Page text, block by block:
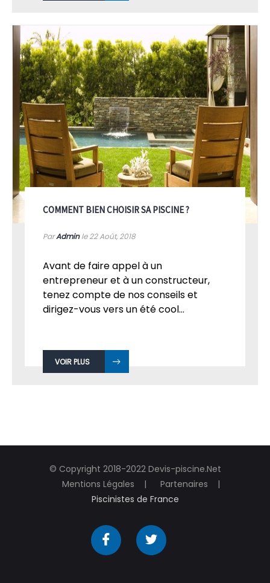
COMMENT BIEN CHOISIR SA PISCINE ?
ParAdminle 22Août, 2018
Avant de faire appel à un
entrepreneur et à un constructeur,
tenez compte de nos conseils et
dirigez-vous vers un été cool...
VOIR PLUS
© Copyright 2018-2022 Devis-piscine.Net
Mentions Légales
Partenaires
Piscinistes de France